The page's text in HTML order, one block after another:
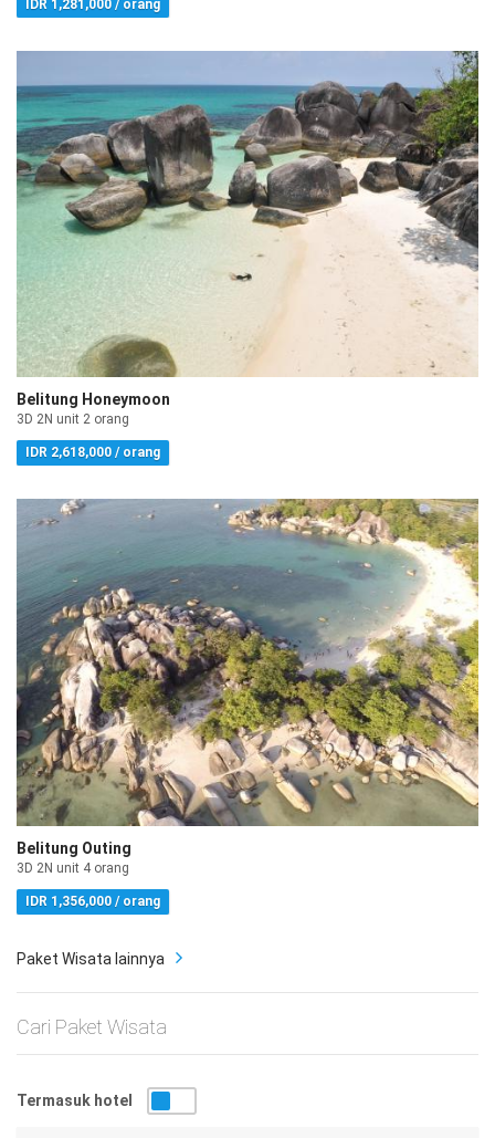
IDR 1,281,000 / orang
Belitung Honeymoon
3D 2N unit 2 orang
IDR 2,618,000 / orang
Belitung Outing
3D 2N unit 4 orang
IDR 1,356,000 / orang
Paket Wisata lainnya
Cari Paket Wisata
Termasuk hotel